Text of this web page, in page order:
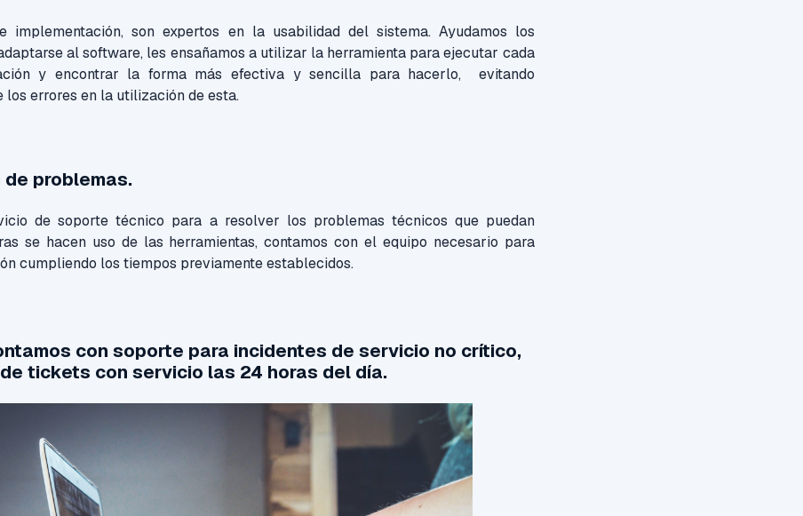
implementación, son expertos en la usabilidad del sistema. Ayudamos los
al software, les ensañamos a utilizar la herramienta para ejecutar cada
y encontrar la forma más efectiva y sencilla para hacerlo, evitando
los errores en la utilización de esta.
de problemas.
de soporte técnico para a resolver los problemas técnicos que puedan
se hacen uso de las herramientas, contamos con el equipo necesario para
cumpliendo los tiempos previamente establecidos.
con soporte para incidentes de servicio no crítico,
tickets con servicio las 24 horas del día.